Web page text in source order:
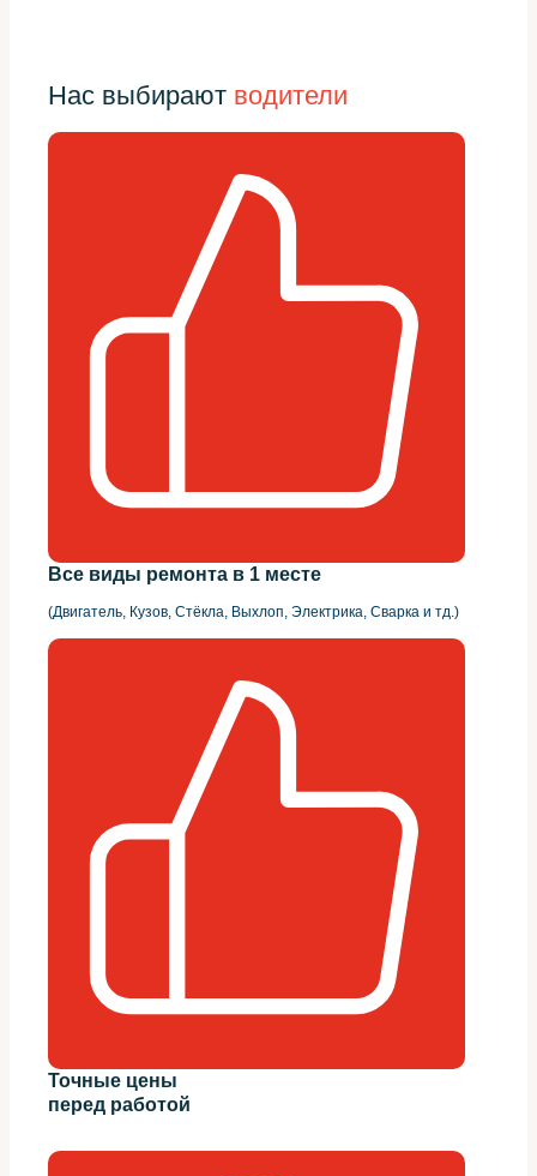
Нас выбирают водители
Все виды ремонта в 1 месте
(Двигатель, Кузов, Стёкла, Выхлоп, Электрика, Сварка и тд.)
Точные цены
перед работой